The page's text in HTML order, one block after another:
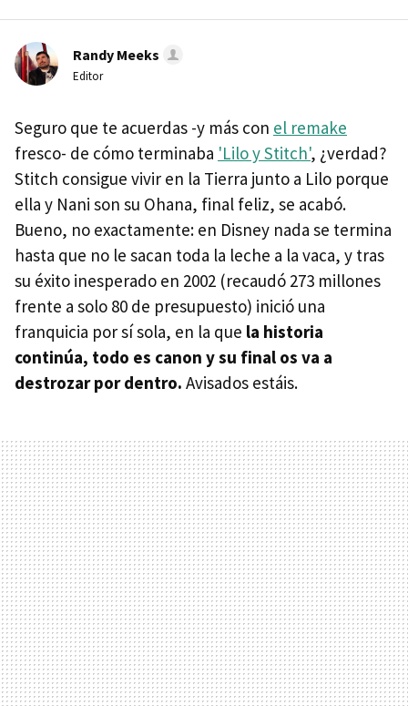
Randy Meeks
Editor
Seguro que te acuerdas -y más con el remake
fresco- de cómo terminaba 'Lilo y Stitch', ¿verdad?
Stitch consigue vivir en la Tierra junto a Lilo porque
ella y Nani son su Ohana, final feliz, se acabó.
Bueno, no exactamente: en Disney nada se termina
hasta que no le sacan toda la leche a la vaca, y tras
su éxito inesperado en 2002 (recaudó 273 millones
frente a solo 80 de presupuesto) inició una
franquicia por sí sola, en la que la historia
continúa, todo es canon y su final os va a
destrozar por dentro. Avisados estáis.